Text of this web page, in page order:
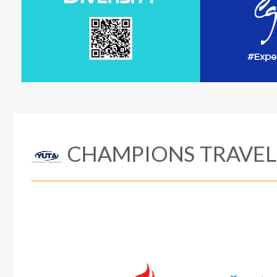
CHAMPIONS TRAVEL